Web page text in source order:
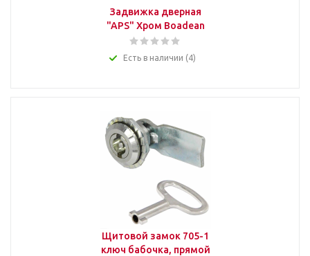
Задвижка дверная
"APS" Хром Boadean
Есть в наличии (4)
Щитовой замок 705-1
ключ бабочка, прямой